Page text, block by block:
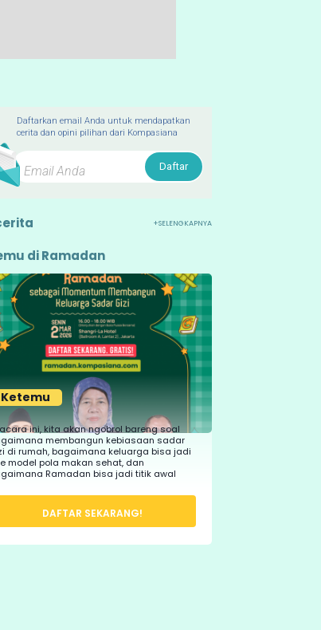
Daftarkan email Anda untuk mendapatkan
cerita dan opini pilihan dari Kompasiana
Daftar
+SELENGKAPNYA
di Ramadan
Ketemu
ini, kita akan ngobrol bareng soal
membangun kebiasaan sadar
di rumah, bagaimana keluarga bisa jadi
model pola makan sehat, dan
Ramadan bisa jadi titik awal
DAFTAR SEKARANG!